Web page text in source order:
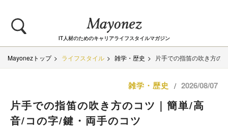
IT人材のためのキャリアライフスタイルマガジン
Mayonezトップ ライフスタイル 雑学・歴史 片手での指笛の吹き方の
雑学・歴史 / 2026/08/07
片手での指笛の吹き方のコツ｜簡単/高
音/コの字/鍵・両手のコツ